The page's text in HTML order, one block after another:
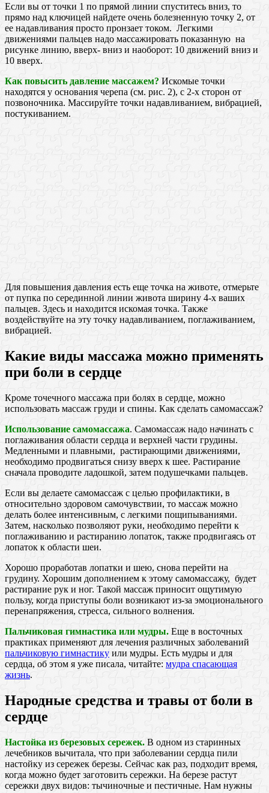
Если вы от точки 1 по прямой линии спуститесь вниз, то
прямо над ключицей найдете очень болезненную точку 2, от
ее надавливания просто пронзает током. Легкими
движениями пальцев надо массажировать показанную на
рисунке линию, вверх- вниз и наоборот: 10 движений вниз и
10 вверх.
Как повысить давление массажем? Искомые точки
находятся у основания черепа (см. рис. 2), с 2-х сторон от
позвоночника. Массируйте точки надавливанием, вибрацией,
постукиванием.
Для повышения давления есть еще точка на животе, отмерьте
от пупка по серединной линии живота ширину 4-х ваших
пальцев. Здесь и находится искомая точка. Также
воздействуйте на эту точку надавливанием, поглаживанием,
вибрацией.
Какие виды массажа можно применять
при боли в сердце
Кроме точечного массажа при болях в сердце, можно
использовать массаж груди и спины. Как сделать самомассаж?
Использование самомассажа. Самомассаж надо начинать с
поглаживания области сердца и верхней части грудины.
Медленными и плавными, растирающими движениями,
необходимо продвигаться снизу вверх к шее. Растирание
сначала проводите ладошкой, затем подушечками пальцев.
Если вы делаете самомассаж с целью профилактики, в
относительно здоровом самочувствии, то массаж можно
делать более интенсивным, с легкими пощипываниями.
Затем, насколько позволяют руки, необходимо перейти к
поглаживанию и растиранию лопаток, также продвигаясь от
лопаток к области шеи.
Хорошо проработав лопатки и шею, снова перейти на
грудину. Хорошим дополнением к этому самомассажу, будет
растирание рук и ног. Такой массаж приносит ощутимую
пользу, когда приступы боли возникают из-за эмоционального
перенапряжения, стресса, сильного волнения.
Пальчиковая гимнастика или мудры. Еще в восточных
практиках применяют для лечения различных заболеваний
пальчиковую гимнастику или мудры. Есть мудры и для
сердца, об этом я уже писала, читайте: мудра спасающая
жизнь.
Народные средства и травы от боли в
сердце
Настойка из березовых сережек. В одном из старинных
лечебников вычитала, что при заболевании сердца пили
настойку из сережек березы. Сейчас как раз, подходит время,
когда можно будет заготовить сережки. На березе растут
сережки двух видов: тычиночные и пестичные. Нам нужны